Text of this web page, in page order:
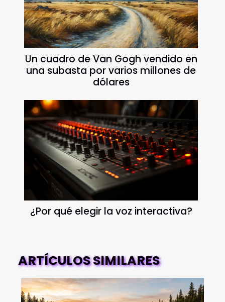
Un cuadro de Van Gogh vendido en
una subasta por varios millones de
dólares
¿Por qué elegir la voz interactiva?
ARTÍCULOS SIMILARES